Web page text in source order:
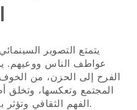
يتمتع التصوير
عواطف الناس ووعيهم.
الفرح إلى الحزن، من
المجتمع وتعكسها، وتخلق
الفهم الثقافي وتؤثر بسهولة على تكوين الرأي العام.